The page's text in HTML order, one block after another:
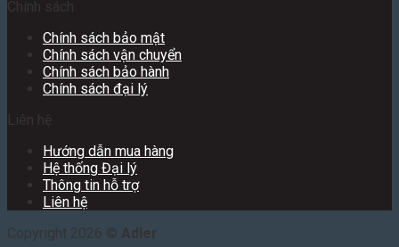
Chính sách
Chính sách bảo mật
Chính sách vận chuyển
Chính sách bảo hành
Chính sách đại lý
Liên hệ
Hướng dẫn mua hàng
Hệ thống Đại lý
Thông tin hỗ trợ
Liên hệ
Copyright 2026 © Adler